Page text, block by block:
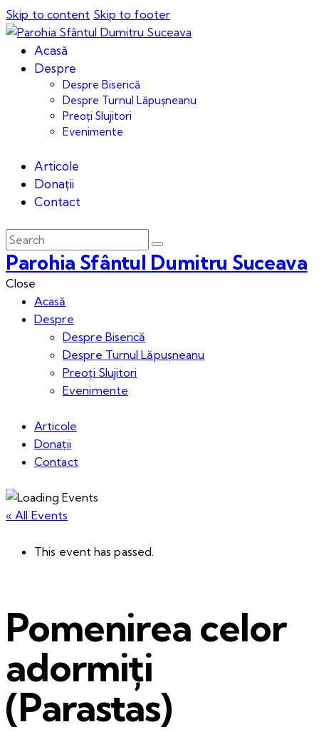
Skip to content Skip to footer
Acasă
Despre
Despre Biserică
Despre Turnul Lăpușneanu
Preoți Slujitori
Evenimente
Articole
Donații
Contact
Parohia Sfântul Dumitru Suceava
Close
Acasă
Despre
Despre Biserică
Despre Turnul Lăpușneanu
Preoți Slujitori
Evenimente
Articole
Donații
Contact
« All Events
This event has passed.
Pomenirea celor
adormiți
(Parastas)